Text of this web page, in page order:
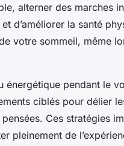
alterner des marches
d’améliorer la santé
votre sommeil, même
énergétique pendant le
ciblés pour délier
Ces stratégies
pleinement de